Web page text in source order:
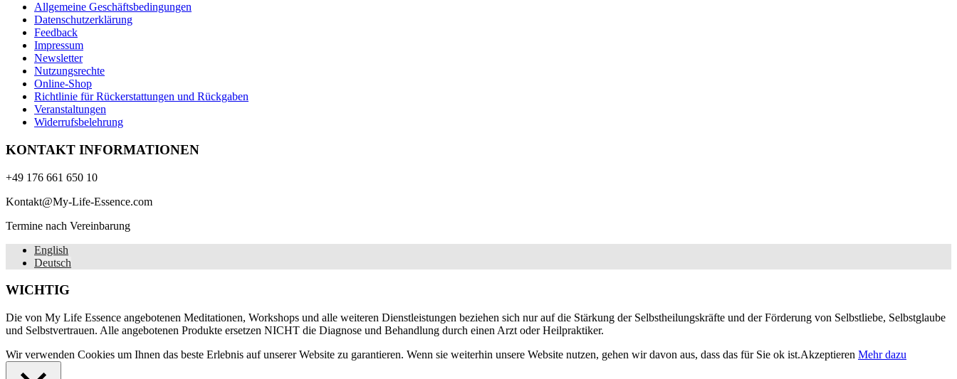
Allgemeine Geschäftsbedingungen
Datenschutzerklärung
Feedback
Impressum
Newsletter
Nutzungsrechte
Online-Shop
Richtlinie für Rückerstattungen und Rückgaben
Veranstaltungen
Widerrufsbelehrung
KONTAKT INFORMATIONEN
+49 176 661 650 10
Kontakt@My-Life-Essence.com
Termine nach Vereinbarung
English
Deutsch
WICHTIG
Die von My Life Essence angebotenen Meditationen, Workshops und alle weiteren Dienstleistungen beziehen sich nur auf die Stärkung der Selbstheilungskräfte und der Förderung von Selbstliebe, Selbstglaube
und Selbstvertrauen. Alle angebotenen Produkte ersetzen NICHT die Diagnose und Behandlung durch einen Arzt oder Heilpraktiker.
Wir verwenden Cookies um Ihnen das beste Erlebnis auf unserer Website zu garantieren. Wenn sie weiterhin unsere Website nutzen, gehen wir davon aus, dass das für Sie ok ist.Akzeptieren Mehr dazu